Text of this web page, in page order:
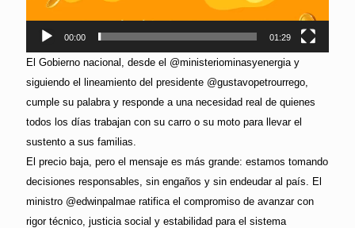
00:00 01:29
El Gobierno nacional, desde el @ministeriominasyenergia y
siguiendo el lineamiento del presidente @gustavopetrourrego,
cumple su palabra y responde a una necesidad real de quienes
todos los días trabajan con su carro o su moto para llevar el
sustento a sus familias.
El precio baja, pero el mensaje es más grande: estamos tomando
decisiones responsables, sin engaños y sin endeudar al país. El
ministro @edwinpalmae ratifica el compromiso de avanzar con
rigor técnico, justicia social y estabilidad para el sistema